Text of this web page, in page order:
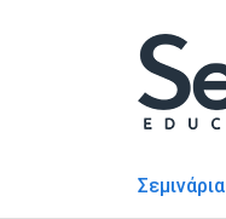
Σεμινάρια